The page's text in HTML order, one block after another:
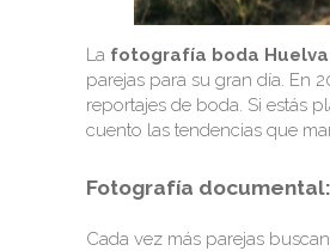
La fotografía boda Huelva
parejas para su gran día. En
reportajes de boda. Si estás
cuento las tendencias que
Fotografía
Cada vez más parejas